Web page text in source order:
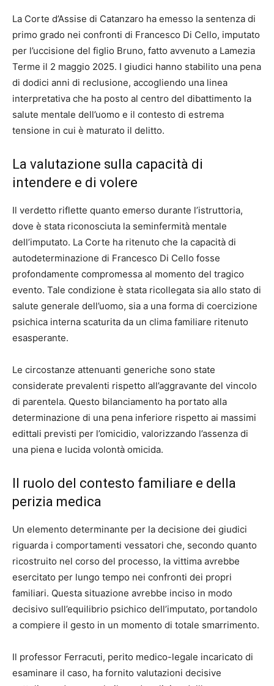
La Corte d’Assise di Catanzaro ha emesso la sentenza di
primo grado nei confronti di Francesco Di Cello, imputato
per l’uccisione del figlio Bruno, fatto avvenuto a Lamezia
Terme il 2 maggio 2025. I giudici hanno stabilito una pena
di dodici anni di reclusione, accogliendo una linea
interpretativa che ha posto al centro del dibattimento la
salute mentale dell’uomo e il contesto di estrema
tensione in cui è maturato il delitto.
La valutazione sulla capacità di
intendere e di volere
Il verdetto riflette quanto emerso durante l’istruttoria,
dove è stata riconosciuta la seminfermità mentale
dell’imputato. La Corte ha ritenuto che la capacità di
autodeterminazione di Francesco Di Cello fosse
profondamente compromessa al momento del tragico
evento. Tale condizione è stata ricollegata sia allo stato di
salute generale dell’uomo, sia a una forma di coercizione
psichica interna scaturita da un clima familiare ritenuto
esasperante.
Le circostanze attenuanti generiche sono state
considerate prevalenti rispetto all’aggravante del vincolo
di parentela. Questo bilanciamento ha portato alla
determinazione di una pena inferiore rispetto ai massimi
edittali previsti per l’omicidio, valorizzando l’assenza di
una piena e lucida volontà omicida.
Il ruolo del contesto familiare e della
perizia medica
Un elemento determinante per la decisione dei giudici
riguarda i comportamenti vessatori che, secondo quanto
ricostruito nel corso del processo, la vittima avrebbe
esercitato per lungo tempo nei confronti dei propri
familiari. Questa situazione avrebbe inciso in modo
decisivo sull’equilibrio psichico dell’imputato, portandolo
a compiere il gesto in un momento di totale smarrimento.
Il professor Ferracuti, perito medico-legale incaricato di
esaminare il caso, ha fornito valutazioni decisive